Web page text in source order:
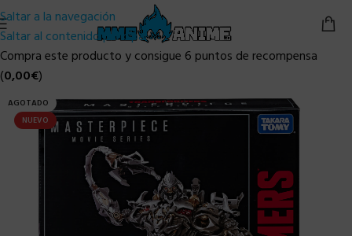
Saltar a la navegación
Saltar al contenido principal
Compra este producto y consigue 6 puntos de recompensa
(0,00€)
AGOTADO
NUEVO